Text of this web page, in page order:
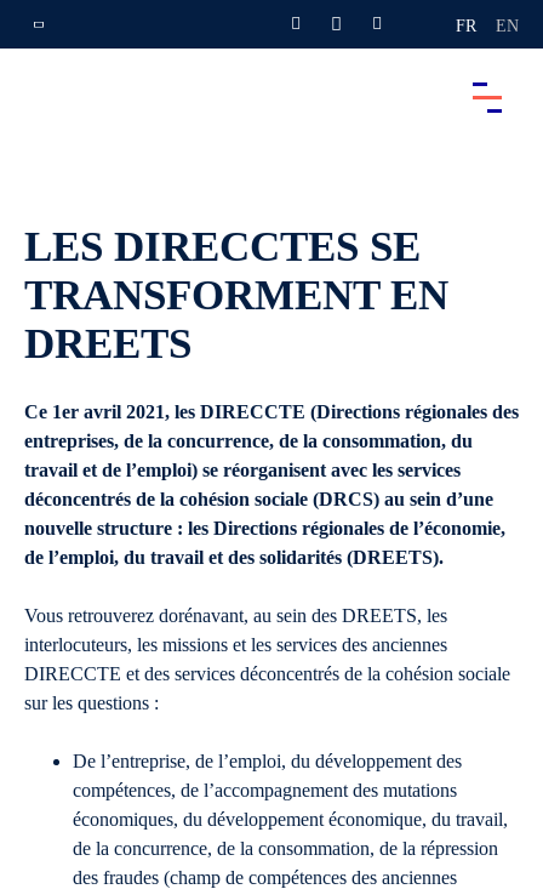
FR EN
LES DIRECCTES SE
TRANSFORMENT EN
DREETS
Ce 1er avril 2021, les DIRECCTE (Directions régionales des
entreprises, de la concurrence, de la consommation, du
travail et de l’emploi) se réorganisent avec les services
déconcentrés de la cohésion sociale (DRCS) au sein d’une
nouvelle structure : les Directions régionales de l’économie,
de l’emploi, du travail et des solidarités (DREETS).
Vous retrouverez dorénavant, au sein des DREETS, les
interlocuteurs, les missions et les services des anciennes
DIRECCTE et des services déconcentrés de la cohésion sociale
sur les questions :
De l’entreprise, de l’emploi, du développement des
compétences, de l’accompagnement des mutations
économiques, du développement économique, du travail,
de la concurrence, de la consommation, de la répression
des fraudes (champ de compétences des anciennes